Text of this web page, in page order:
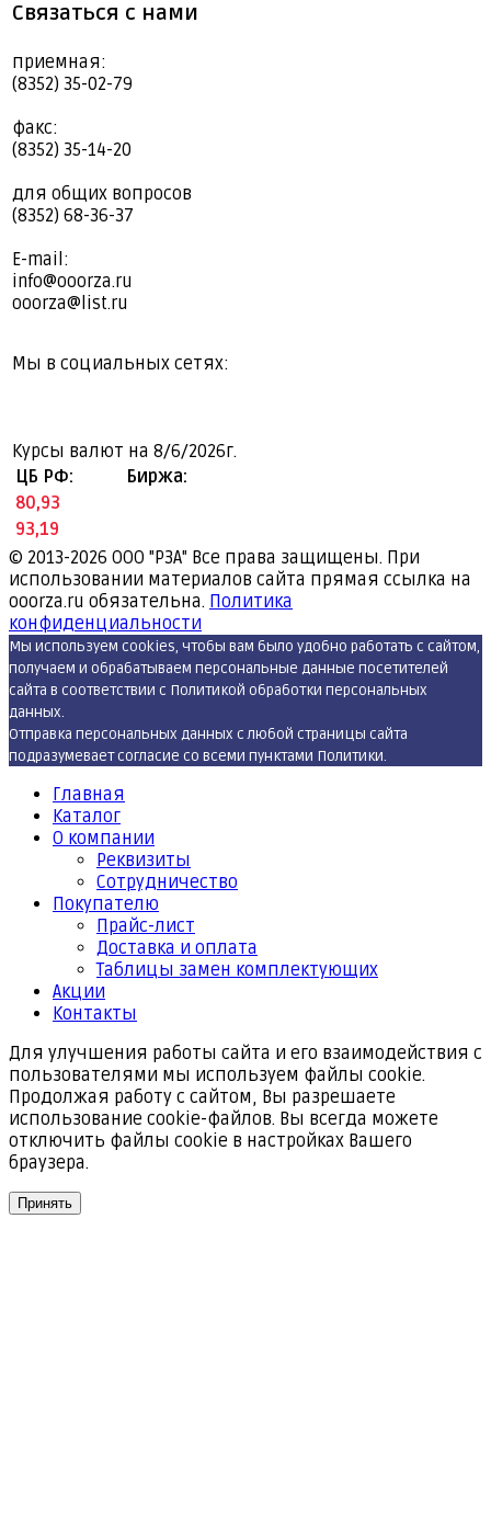
Связаться с нами
приемная:
(8352) 35-02-79
факс:
(8352) 35-14-20
для общих вопросов
(8352) 68-36-37
E-mail:
info@ooorza.ru
ooorza@list.ru
Мы в социальных сетях:
Курсы валют на 8/6/2026г.
ЦБ РФ:
Биржа:
80,93
93,19
© 2013-2026 ООО "РЗА" Все права защищены. При
использовании материалов сайта прямая ссылка на
ooorza.ru обязательна. Политика
конфиденциальности
Мы используем cookies, чтобы вам было удобно работать с сайтом,
получаем и обрабатываем персональные данные посетителей
сайта в соответствии с Политикой обработки персональных
данных.
Отправка персональных данных с любой страницы сайта
подразумевает согласие со всеми пунктами Политики.
Главная
Каталог
О компании
Реквизиты
Cотрудничество
Покупателю
Прайс-лист
Доставка и оплата
Таблицы замен комплектующих
Акции
Контакты
Для улучшения работы сайта и его взаимодействия с
пользователями мы используем файлы cookie.
Продолжая работу с сайтом, Вы разрешаете
использование cookie-файлов. Вы всегда можете
отключить файлы cookie в настройках Вашего
браузера.
Принять